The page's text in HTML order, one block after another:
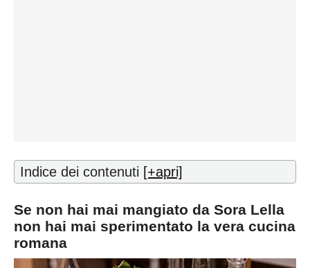
Indice dei contenuti [+apri]
Se non hai mai mangiato da Sora Lella
non hai mai sperimentato la vera cucina
romana